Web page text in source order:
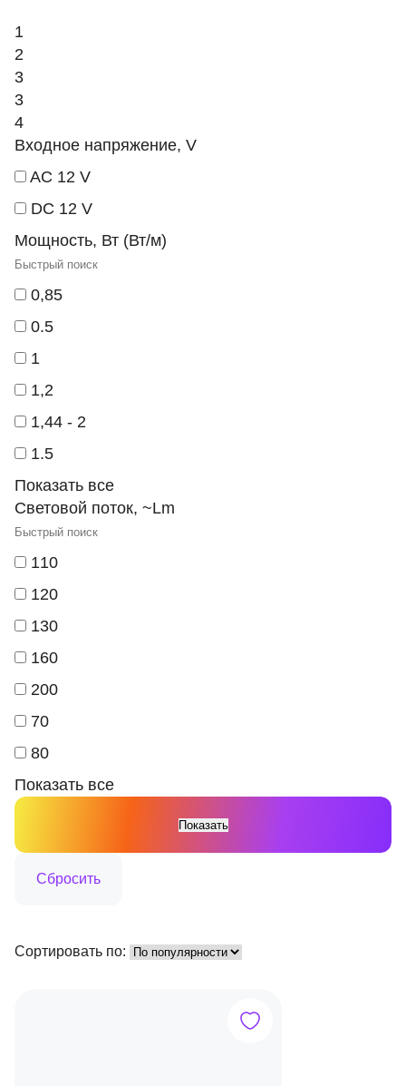
1
2
3
3
4
Входное напряжение, V
AC 12 V
DC 12 V
Мощность, Вт (Вт/м)
0,85
0.5
1
1,2
1,44 - 2
1.5
Показать все
Световой поток, ~Lm
110
120
130
160
200
70
80
Показать все
Сортировать по: